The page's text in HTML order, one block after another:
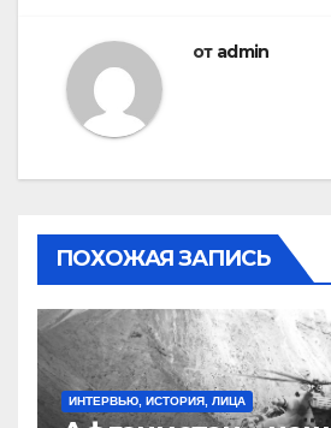
от admin
ПОХОЖАЯ ЗАПИСЬ
ИНТЕРВЬЮ, ИСТОРИЯ, ЛИЦА